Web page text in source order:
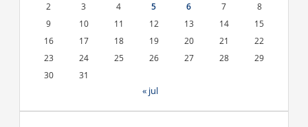
2
3 4 5 6 7
8
9
10 11 12 13 14
15
16
17 18 19 20 21
22
23
24 25 26 27 28
29
30
31
« jul